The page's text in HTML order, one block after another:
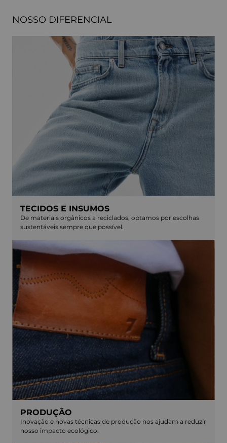
NOSSO DIFERENCIAL
TECIDOS E INSUMOS
De materiais orgânicos a reciclados, optamos por escolhas
sustentáveis sempre que possível.
PRODUÇÃO
Inovação e novas técnicas de produção nos ajudam a reduzir
nosso impacto ecológico.